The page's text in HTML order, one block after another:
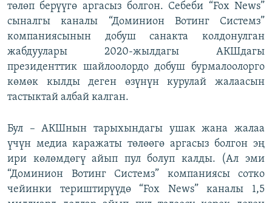
төлөп берүүгө аргасыз болгон. Себеби “Fox News”
сыналгы каналы “Доминион Вотинг Системз”
компаниясынын добуш санакта колдонулган
жабдуулары 2020-жылдагы АКШдагы
президенттик шайлоолордо добуш бурмалоолорго
көмөк кылды деген өзүнүн курулай жалаасын
тастыктай албай калган.
Бул – АКШнын тарыхындагы ушак жана жалаа
үчүн медиа каражаты төлөөгө аргасыз болгон эң
ири көлөмдөгү айып пул болуп калды. (Ал эми
“Доминион Вотинг Системз” компаниясы сотко
чейинки териштирүүдө “Fox News” каналы 1,5